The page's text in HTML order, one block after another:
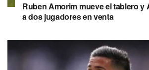
Ruben Amorim mueve el tablero y
a dos jugadores en venta